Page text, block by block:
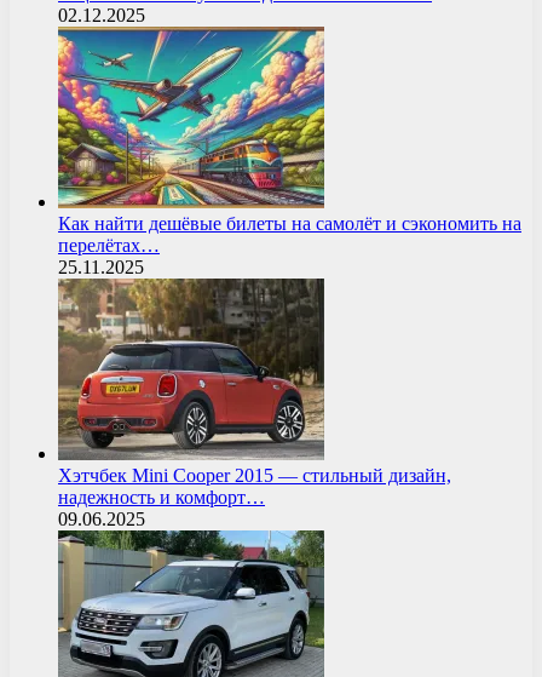
02.12.2025
Как найти дешёвые билеты на самолёт и сэкономить на
перелётах…
25.11.2025
Хэтчбек Mini Cooper 2015 — стильный дизайн,
надежность и комфорт…
09.06.2025